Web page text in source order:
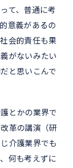
て、普通に考
意義があるの
会的責任も果
がないみたい
と思いこんで
とかの業界で
革の講演（研
介護業界でも
何も考えずに